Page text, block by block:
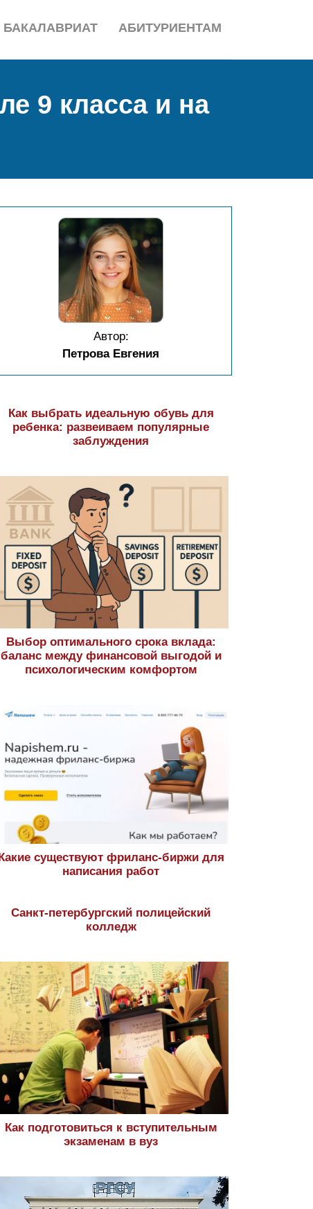
АБИТУРИЕНТАМ
БАКАЛАВРИАТ
9 класса и на
Автор:
Петрова Евгения
Как выбрать идеальную обувь для
ребенка: развеиваем популярные
заблуждения
Выбор оптимального срока вклада:
баланс между финансовой выгодой и
психологическим комфортом
существуют фриланс-биржи для
написания работ
Санкт-петербургский полицейский
колледж
Как подготовиться к вступительным
экзаменам в вуз